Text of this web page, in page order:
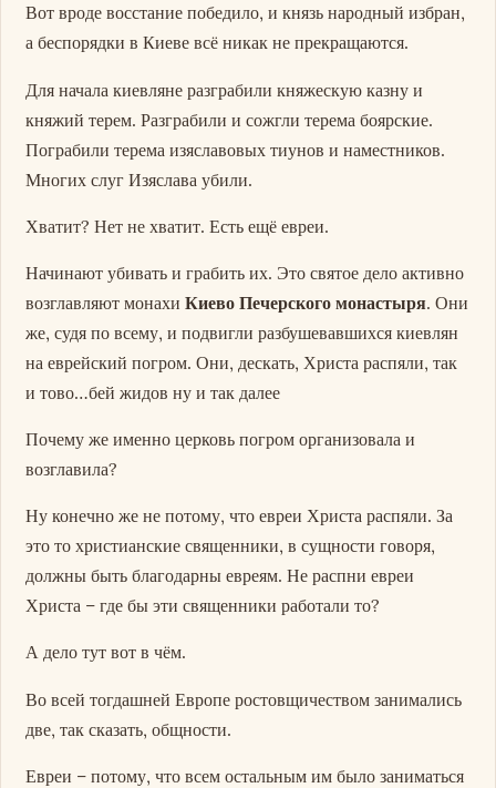
Вот вроде восстание победило, и князь народный избран,
а беспорядки в Киеве всё никак не прекращаются.
Для начала киевляне разграбили княжескую казну и
княжий терем. Разграбили и сожгли терема боярские.
Пограбили терема изяславовых тиунов и наместников.
Многих слуг Изяслава убили.
Хватит? Нет не хватит. Есть ещё евреи.
Начинают убивать и грабить их. Это святое дело активно
возглавляют монахиКиево Печерского монастыря. Они
же, судя по всему, и подвигли разбушевавшихся киевлян
на еврейский погром. Они, дескать, Христа распяли, так
и тово…бей жидов ну и так далее
Почему же именно церковь погром организовала и
возглавила?
Ну конечно же не потому, что евреи Христа распяли. За
это то христианские священники, в сущности говоря,
должны быть благодарны евреям. Не распни евреи
Христа – где бы эти священники работали то?
А дело тут вот в чём.
Во всей тогдашней Европе ростовщичеством занимались
две, так сказать, общности.
Евреи – потому, что всем остальным им было заниматься